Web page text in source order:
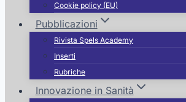
Cookie policy (EU)
Pubblicazioni
Rivista Spels Academy
Inserti
Rubriche
Innovazione in Sanità